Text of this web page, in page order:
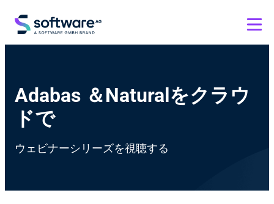
Adabas ＆Naturalをクラウ
ドで
ウェビナーシリーズを視聴する